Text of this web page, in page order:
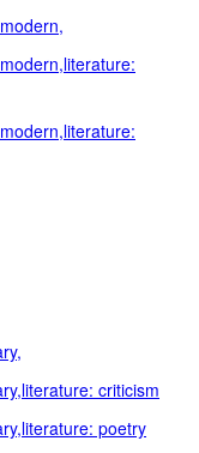
criticism
poetry